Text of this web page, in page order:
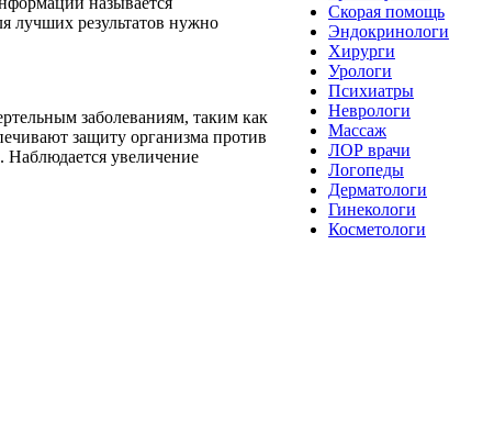
лучших результатов нужно
заболеваниям, таким как
защиту организма против
Наблюдается увеличение
Скорая помощь
Эндокринологи
Хирурги
Урологи
Психиатры
Неврологи
Массаж
ЛОР врачи
Логопеды
Дерматологи
Гинекологи
Косметологи